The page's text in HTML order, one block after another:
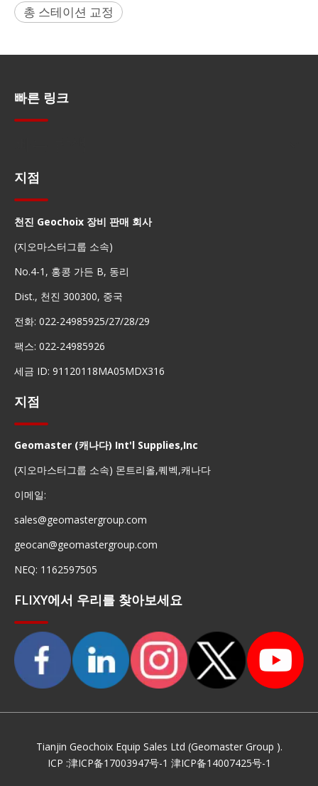
총 스테이션 교정
빠른 링크
지점
천진 Geochoix 장비 판매 회사
(지오마스터그룹 소속)
No.4-1, 홍콩 가든 B, 동리
Dist., 천진 300300, 중국
전화: 022-24985925/27/28/29
팩스: 022-24985926
세금 ID: 91120118MA05MDX316
지점
Geomaster (캐나다) Int'l Supplies,Inc
(지오마스터그룹 소속) 몬트리올,퀘벡,캐나다
이메일:
sales@geomastergroup.com
geocan@geomastergroup.com
NEQ: 1162597505
FLIXY에서 우리를 찾아보세요
Tianjin Geochoix Equip Sales Ltd (Geomaster Group ).
ICP :津ICP备17003947号-1 津ICP备14007425号-1